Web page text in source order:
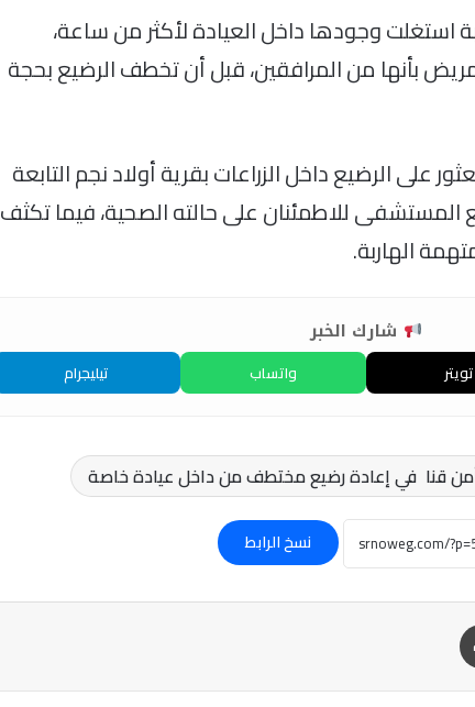
وجودها داخل العيادة لأكثر من ساعة،
بأنها من المرافقين، قبل أن تخطف الرضيع بحجة
على الرضيع داخل الزراعات بقرية أولاد نجم التابعة
المستشفى للاطمئنان على حالته الصحية، فيما تكثف
الهاربة.
شارك الخبر
تويتر واتساب تيليجرام
قنا في إعادة رضيع مختطف من داخل عيادة خاصة
نسخ الرابط